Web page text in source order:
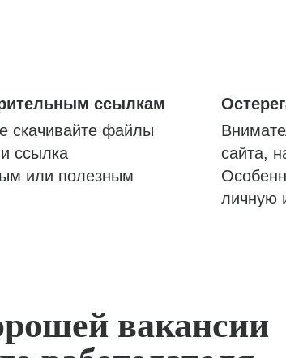
ссылкам
скачивайте файлы
ссылка
или полезным
сайта,
личную
вакансии